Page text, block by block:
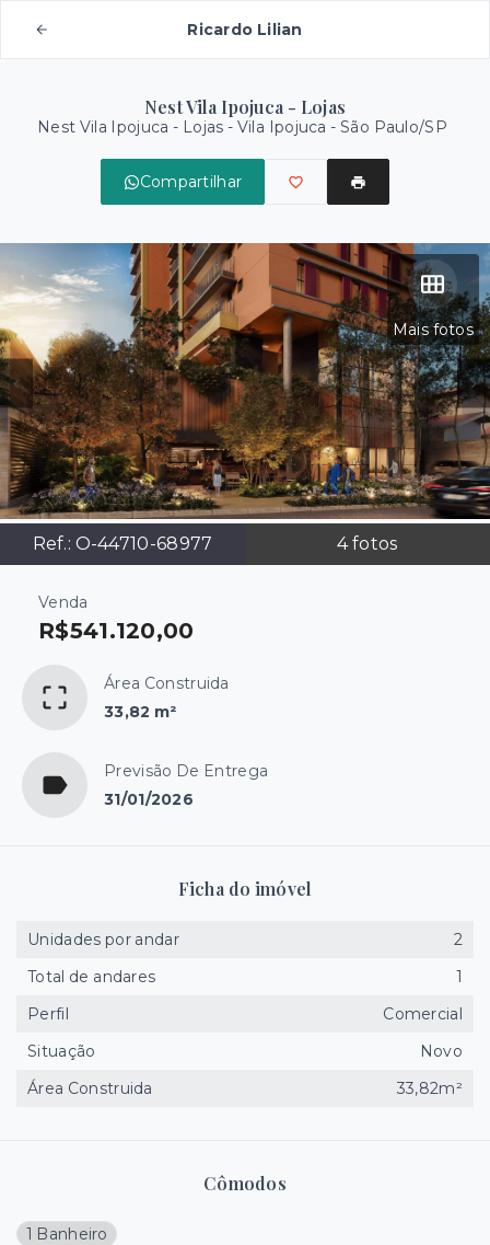
Ricardo Lilian
Nest Vila Ipojuca - Lojas
Nest Vila Ipojuca - Lojas - Vila Ipojuca - São Paulo/SP
Compartilhar
Mais fotos
Ref.: O-44710-68977 4fotos
Venda
R$541.120,00
Área Construida
33,82 m²
Previsão De Entrega
31/01/2026
Cômodos
1 Banheiro
Ficha do imóvel
Unidades por andar
2
Total de andares
1
Perfil
Comercial
Situação
Novo
Área Construida
33,82m²